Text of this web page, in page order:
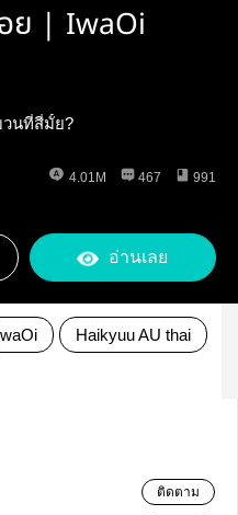
ย | IwaOi
วนที่สี่มั้ย?
4.01M 467 991
อ่านเลย
Haikyuu AU thai
ติดตาม